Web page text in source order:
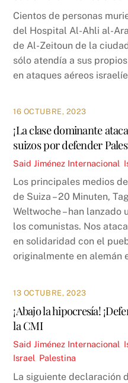
Cientos de personas
del Hospital Al-Ahli al-
de Al-Zeitoun de la
sólo atendía a sus
en ataques aéreos
16 OCTUBRE, 2023
¡La clase dominante
suizos por defender
Said Jiménez Internacional
Los principales medios
de Suiza – 20 Minuten,
Weltwoche – han lanzado
los comunistas. Nos
en solidaridad con el
originalmente en alemán
13 OCTUBRE, 2023
¡Abajo la hipocresía!
la CMI
Said Jiménez Internacional
Israel Palestina
La siguiente declaración